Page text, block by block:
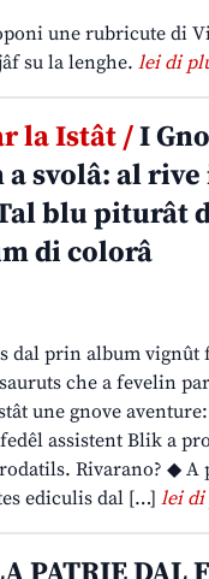
une rubricute di
su la lenghe. lei di
la Istât /I
svolâ: al rive
blu piturât
di colorâ
dal prin album vignût
che a fevelin
une gnove
assistent Blik a
Rivarano? ◆ A
ediculis dal […] lei di